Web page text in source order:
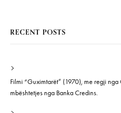
RECENT POSTS
Filmi “Guximtarët” (1970), me regji
mbështetjes nga Banka Credins.